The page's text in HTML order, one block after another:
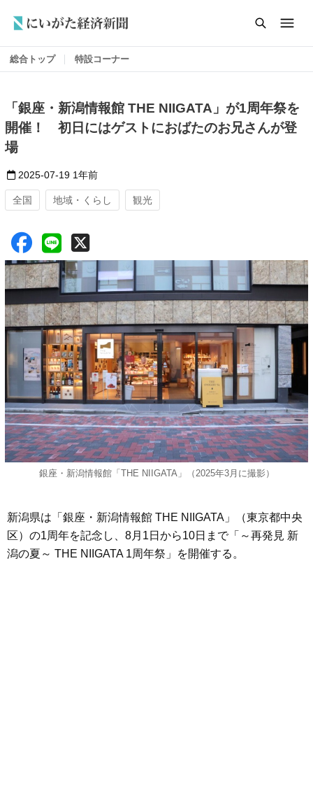
総合トップ 特設コーナー
「銀座・新潟情報館 THE NIIGATA」が1周年祭を
開催！ 初日にはゲストにおばたのお兄さんが登
場
2025-07-19 1年前
全国 地域・くらし 観光
銀座・新潟情報館「THE NIIGATA」（2025年3月に撮影）
新潟県は「銀座・新潟情報館 THE NIIGATA」（東京都中央
区）の1周年を記念し、8月1日から10日まで「～再発見 新
潟の夏～ THE NIIGATA 1周年祭」を開催する。